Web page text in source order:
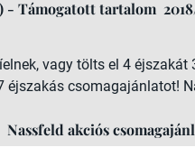
- Támogatott tartalom
vagy tölts el 4
éjszakás csomagajánlatot!
Nassfeld akciós